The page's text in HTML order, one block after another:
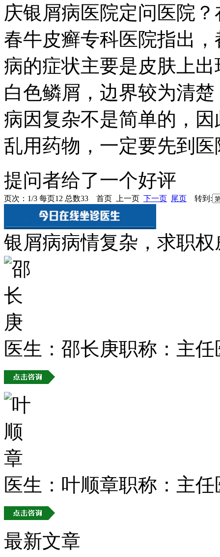
庆银屑病医院定问医院
春牛皮癣专科医院指出
病的症状主要是皮肤上
白色鳞屑，边界较为清
病因复杂不是简单的，
乱用药物，一定要先到
提问者给了一个好评
页次：1/3 每页12 总数33 首页 上一页 下一页 尾页 转到:
银屑病病情复杂，求职
医生：邵长庚职称：主任
医生：叶顺章职称：主任
最新文章